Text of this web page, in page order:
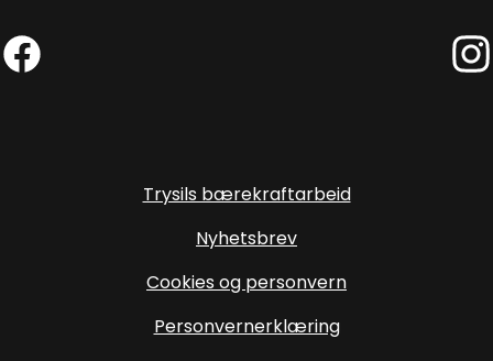
Trysils bærekraftarbeid
Nyhetsbrev
Cookies og personvern
Personvernerklæring